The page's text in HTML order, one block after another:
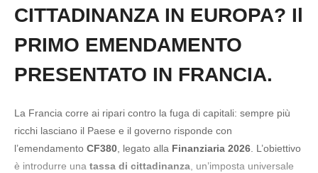
Copy Embed Code
Virus n.1574.SP
CITTADINANZA IN EUROPA? Il
PRIMO EMENDAMENTO
PRESENTATO IN FRANCIA.
La Francia corre ai ripari contro la fuga di capitali: sempre più
ricchi lasciano il Paese e il governo risponde con
l’emendamento CF380, legato alla Finanziaria 2026. L’obiettivo
è introdurre una tassa di cittadinanza, un’imposta universale